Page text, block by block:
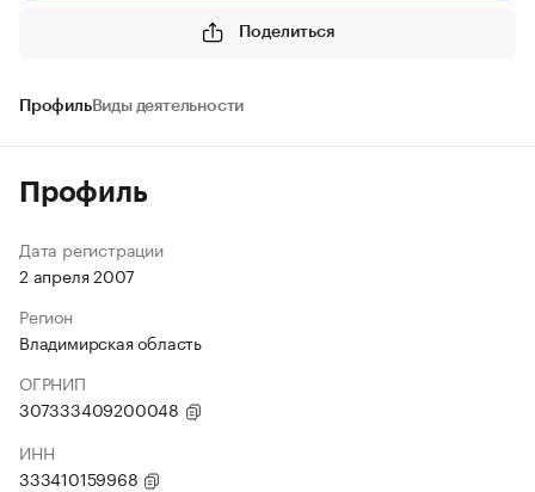
Поделиться
ПрофильВиды деятельности
Профиль
Дата регистрации
2 апреля 2007
Регион
Владимирская область
ОГРНИП
307333409200048
ИНН
333410159968